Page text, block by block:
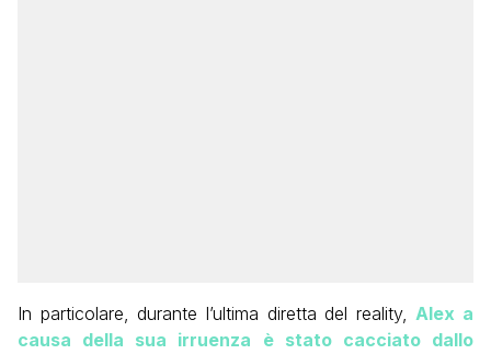
In particolare, durante l’ultima diretta del reality,Alex a
causa della sua irruenza è stato cacciato dallo